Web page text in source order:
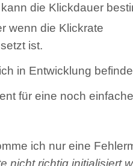
kann die Klickdauer
wenn die Klickrate
ist.
in Entwicklung
für eine noch
ich nur eine
nicht richtig initialisiert